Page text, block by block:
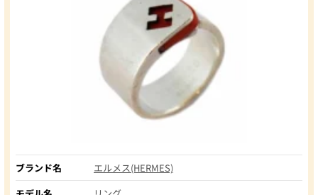
ブランド名
エルメス(HERMES)